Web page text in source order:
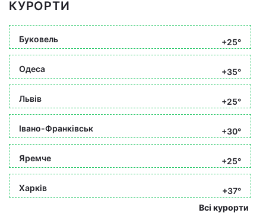
КУРОРТИ
Буковель +25°
Одеса +35°
Львів +25°
Івано-Франківськ +30°
Яремче +25°
Харків
+37°
Всі курорти